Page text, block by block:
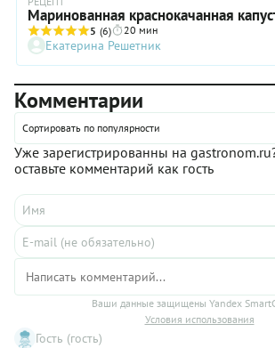
Маринованная краснокачанная
5 (6) 20 мин
Екатерина Решетник
Комментарии
Сортировать по популярности
Уже зарегистрированны на
оставьте комментарий как гость
Ваши данные защищены Yandex
Условия использования
Гость (гость)